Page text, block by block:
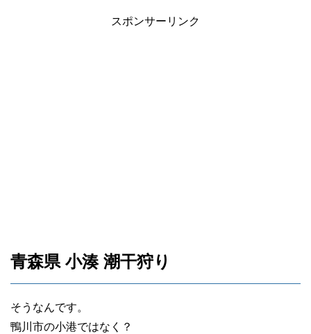
スポンサーリンク
青森県 小湊 潮干狩り
そうなんです。
鴨川市の小港ではなく？